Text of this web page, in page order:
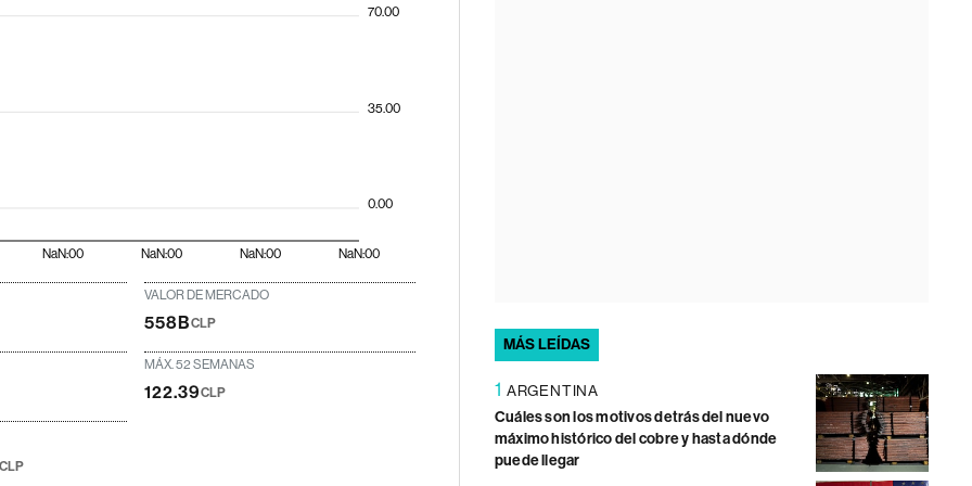
NaN:00 NaN:00 NaN:00 NaN:00
0.00
35.00
70.00
VALOR DE MERCADO
558BCLP
MÁX. 52 SEMANAS
122.39CLP
CLP
MÁS LEÍDAS
1 ARGENTINA
Cuáles son los motivos detrás del nuevo
máximo histórico del cobre y hasta dónde
puede llegar